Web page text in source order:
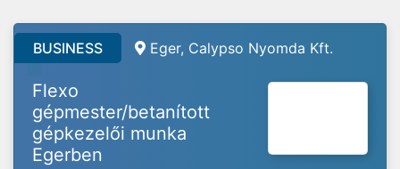
BUSINESS Eger, Calypso Nyomda Kft.
Flexo
gépmester/betanított
gépkezelői munka
Egerben